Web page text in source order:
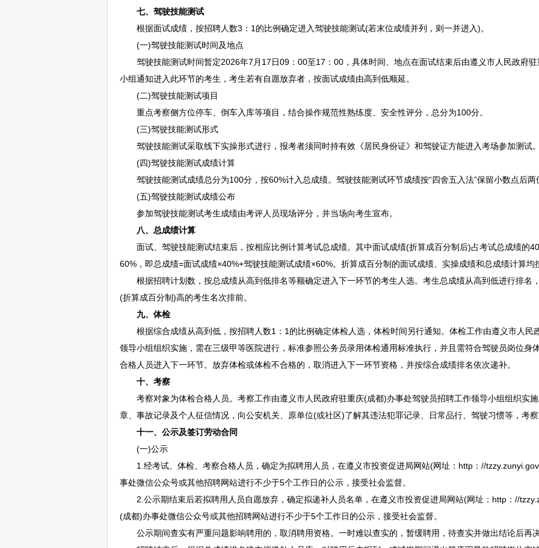
七、驾驶技能测试
根据面试成绩，按招聘人数3：1的比例确定进入驾驶技能测试(若末位成绩并列，则一并进入)。
(一)驾驶技能测试时间及地点
驾驶技能测试时间暂定2026年7月17日09：00至17：00，具体时间、地点在面试结束后由遵义市人民政府
小组通知进入此环节的考生，考生若有自愿放弃者，按面试成绩由高到低顺延。
(二)驾驶技能测试项目
重点考察侧方位停车、倒车入库等项目，结合操作规范性熟练度、安全性评分，总分为100分。
(三)驾驶技能测试形式
驾驶技能测试采取线下实操形式进行，报考者须同时持有效《居民身份证》和驾驶证方能进入考场参加测试
(四)驾驶技能测试成绩计算
驾驶技能测试成绩总分为100分，按60%计入总成绩。驾驶技能测试环节成绩按“四舍五入法”保留小数点后两
(五)驾驶技能测试成绩公布
参加驾驶技能测试考生成绩由考评人员现场评分，并当场向考生宣布。
八、总成绩计算
面试、驾驶技能测试结束后，按相应比例计算考试总成绩。其中面试成绩(折算成百分制后)占考试总成绩的
60%，即总成绩=面试成绩×40%+驾驶技能测试成绩×60%。折算成百分制的面试成绩、实操成绩和总成绩计算均
根据招聘计划数，按总成绩从高到低排名等额确定进入下一环节的考生人选。考生总成绩从高到低进行排名
(折算成百分制)高的考生名次排前。
九、体检
根据综合成绩从高到低，按招聘人数1：1的比例确定体检人选，体检时间另行通知。体检工作由遵义市人民
领导小组组织实施，需在三级甲等医院进行，标准参照公务员录用体检通用标准执行，并且需符合驾驶员岗位身
合格人员进入下一环节。放弃体检或体检不合格的，取消进入下一环节资格，并按综合成绩排名依次递补。
十、考察
考察对象为体检合格人员。考察工作由遵义市人民政府驻重庆(成都)办事处驾驶员招聘工作领导小组组织实
章、事故记录及个人征信情况，向公安机关、原单位(或社区)了解其违法犯罪记录、日常品行、驾驶习惯等，考
十一、公示及签订劳动合同
(一)公示
1.经考试、体检、考察合格人员，确定为拟聘用人员，在遵义市投资促进局网站(网址：http：//
事处微信公众号或其他招聘网站进行不少于5个工作日的公示，接受社会监督。
2.公示期结束后若拟聘用人员自愿放弃，确定拟递补人员名单，在遵义市投资促进局网站(网址：http：//
(成都)办事处微信公众号或其他招聘网站进行不少于5个工作日的公示，接受社会监督。
公示期间查实有严重问题影响聘用的，取消聘用资格。一时难以查实的，暂缓聘用，待查实并做出结论后再